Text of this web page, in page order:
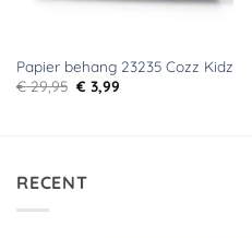
Papier behang 23235 Cozz Kidz
€29,95 Oorspronkelijke
prijs
€ 3,99Huidige
RECENT